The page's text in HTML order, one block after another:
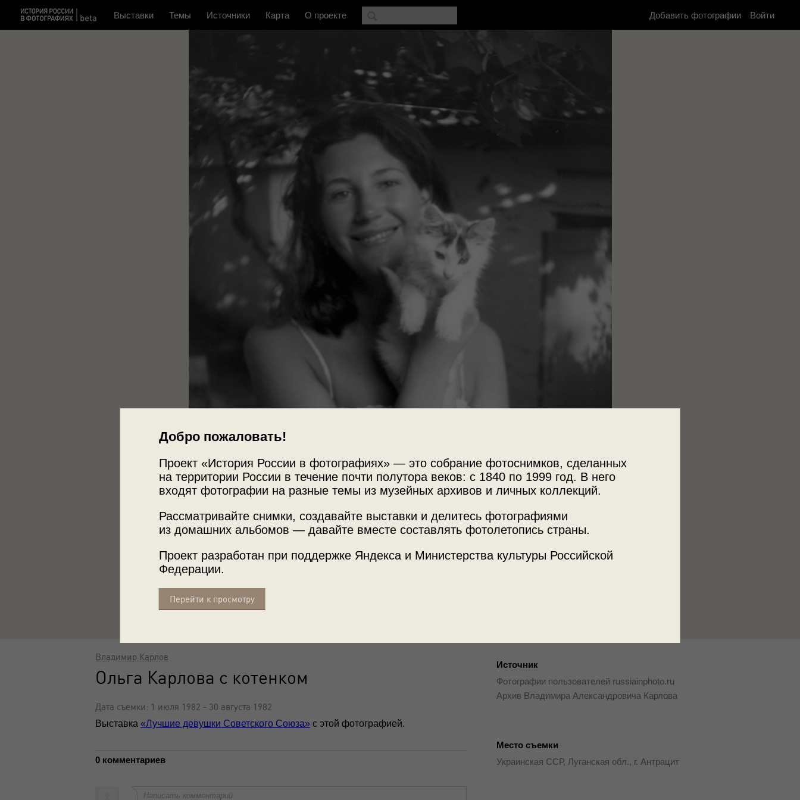
Добро пожаловать!
Проект «История России в фотографиях» — это собрание фотоснимков, сделанных
на территории России в течение почти полутора веков: с 1840 по 1999 год. В него
входят фотографии на разные темы из музейных архивов и личных коллекций.
Рассматривайте снимки, создавайте выставки и делитесь фотографиями
из домашних альбомов — давайте вместе составлять фотолетопись страны.
Проект разработан при поддержке Яндекса и Министерства культуры Российской
Федерации.
Перейти к просмотру
Выставки Темы Источники Карта О проекте Добавить фотографии Войти
Источник
Фотографии пользователей russiainphoto.ru
Архив Владимира Александровича Карлова
Место съемки
Украинская ССР, Луганская обл., г. Антрацит
Владимир Карлов
Ольга Карлова с котенком
Дата съемки: 1 июля 1982 - 30 августа 1982
Выставка «Лучшие девушки Советского Союза» с этой фотографией.
0 комментариев
Написать комментарий